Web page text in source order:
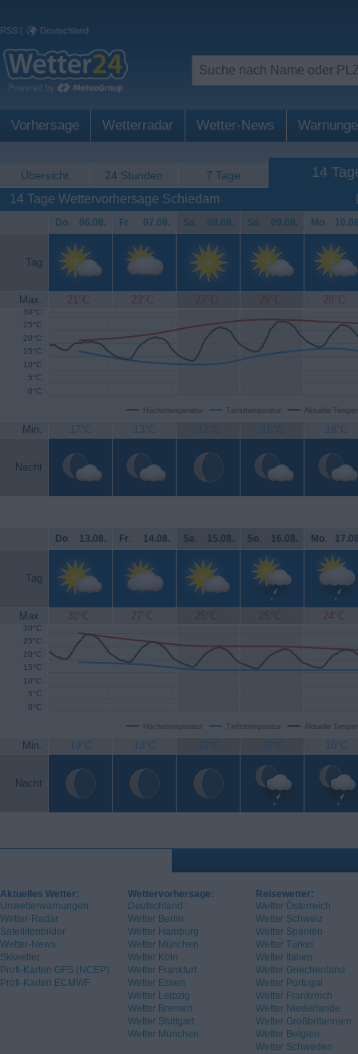
RSS | Deutschland
Vorhersage Wetterradar Wetter-News
Übersicht 24 Stunden 7 Tage 14
14 Tage Wettervorhersage Schiedam
Do. 06.08. Fr. 07.08. Sa. 08.08. So. 09.08. Mo.
Tag
Max. 21°C 23°C 27°C 29°C 28°C
Höchsttemperatur Tiefsttemperatur Aktuelle
0°C
5°C
10°C
15°C
20°C
25°C
30°C
Min. 17°C 13°C 12°C 16°C 18°C
Nacht
Do. 13.08. Fr. 14.08. Sa. 15.08. So. 16.08. Mo.
Tag
Max. 30°C 27°C 25°C 25°C 24°C
Höchsttemperatur Tiefsttemperatur Aktuelle
0°C
5°C
10°C
15°C
20°C
25°C
30°C
Min. 19°C 18°C 16°C 16°C 16°C
Nacht
Aktuelles Wetter:
Unwetterwarnungen
Wetter-Radar
Satellitenbilder
Wetter-News
Skiwetter
Profi-Karten GFS (NCEP)
Profi-Karten ECMWF
Wettervorhersage:
Deutschland
Wetter Berlin
Wetter Hamburg
Wetter München
Wetter Köln
Wetter Frankfurt
Wetter Essen
Wetter Leipzig
Wetter Bremen
Wetter Stuttgart
Wetter München
Reisewetter:
Wetter Österreich
Wetter Schweiz
Wetter Spanien
Wetter Türkei
Wetter Italien
Wetter Griechenland
Wetter Portugal
Wetter Frankreich
Wetter Niederlande
Wetter Großbritannien
Wetter Belgien
Wetter Schweden